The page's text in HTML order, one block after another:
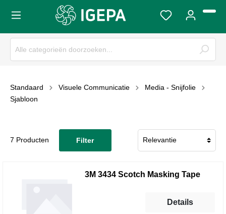
Standaard Visuele Communicatie
Media - Snijfolie
Sjabloon
7 Producten Filter
3M 3434 Scotch Masking Tape
Details